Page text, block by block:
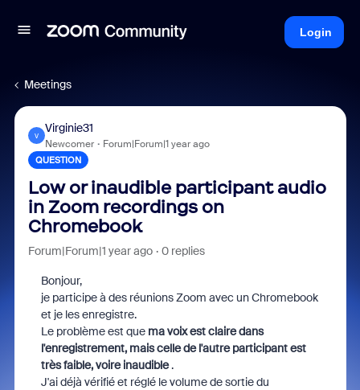
Login
Meetings
V
Virginie31
Newcomer Forum|Forum|1 year ago
QUESTION
Low or inaudible participant audio
in Zoom recordings on
Chromebook
Forum|Forum|1 year ago 0 replies
Bonjour,
je participe à des réunions Zoom avec un Chromebook
et je les enregistre.
Le problème est que ma voix est claire dans
l'enregistrement, mais celle de l'autre participant est
très faible, voire inaudible.
J'ai déjà vérifié et réglé le volume de sortie du